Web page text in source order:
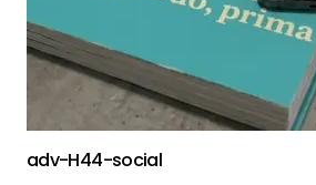
adv-H44-social